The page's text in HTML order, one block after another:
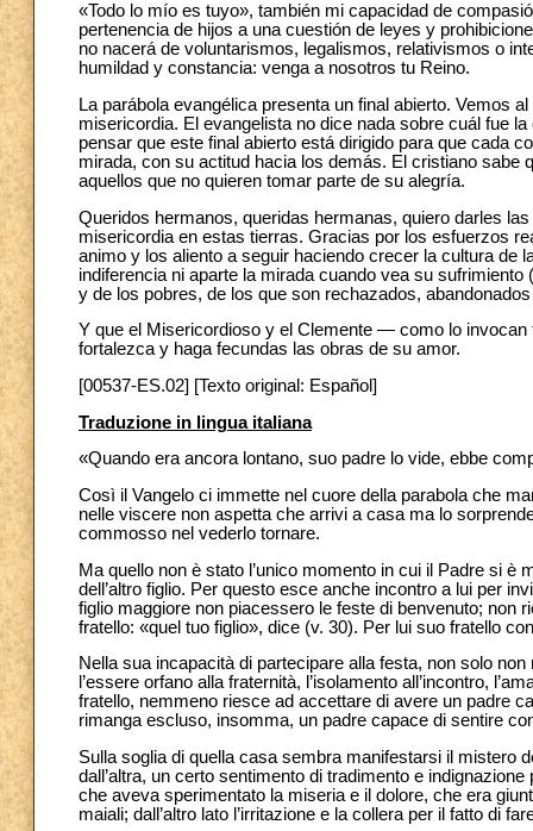
«Todo lo mío es tuyo», también mi capacidad de
pertenencia de hijos a una cuestión de leyes y
no nacerá de voluntarismos, legalismos, relativismos o
humildad y constancia: venga a nosotros tu Reino.
La parábola evangélica presenta un final abierto. Vemos
misericordia. El evangelista no dice nada sobre cuál fue
pensar que este final abierto está dirigido para que cada
mirada, con su actitud hacia los demás. El cristiano sabe
aquellos que no quieren tomar parte de su alegría.
Queridos hermanos, queridas hermanas, quiero darles
misericordia en estas tierras. Gracias por los esfuerzos
animo y los aliento a seguir haciendo crecer la cultura de
indiferencia ni aparte la mirada cuando vea su
y de los pobres, de los que son rechazados,
Y que el Misericordioso y el Clemente — como lo
fortalezca y haga fecundas las obras de su amor.
[00537-ES.02] [Texto original: Español]
Traduzione in lingua italiana
«Quando era ancora lontano, suo padre lo vide, ebbe
Così il Vangelo ci immette nel cuore della parabola che
nelle viscere non aspetta che arrivi a casa ma lo
commosso nel vederlo tornare.
Ma quello non è stato l’unico momento in cui il Padre si
dell’altro figlio. Per questo esce anche incontro a lui per
figlio maggiore non piacessero le feste di benvenuto; non
fratello: «quel tuo figlio», dice (v. 30). Per lui suo fratello
Nella sua incapacità di partecipare alla festa, non solo
l’essere orfano alla fraternità, l’isolamento all’incontro,
fratello, nemmeno riesce ad accettare di avere un padre
rimanga escluso, insomma, un padre capace di sentire
Sulla soglia di quella casa sembra manifestarsi il mistero
dall’altra, un certo sentimento di tradimento e
che aveva sperimentato la miseria e il dolore, che era
maiali; dall’altro lato l’irritazione e la collera per il fatto di